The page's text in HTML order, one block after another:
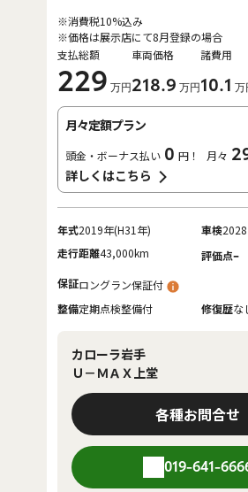
支払総額
229 万円
車両価格
218.9 万円
諸費用
10.1 万
※消費税10%込み
※価格は展示店にて8月登録の場合
月々定額プラン
頭金・ボーナス払い 0 円！ 月々
詳しくはこちら
年式2019年(H31年) 車検
走行距離43,000km 評価点-
保証ロングラン保証付
整備定期点検整備付 修復歴な
カローラ岩手
Ｕ－ＭＡＸ上堂
各種お問合せ
019-641-